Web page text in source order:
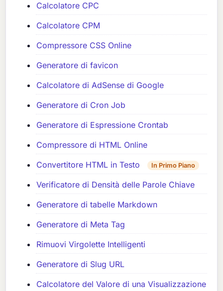
Calcolatore CPC
Calcolatore CPM
Compressore CSS Online
Generatore di favicon
Calcolatore di AdSense di Google
Generatore di Cron Job
Generatore di Espressione Crontab
Compressore di HTML Online
Convertitore HTML in Testo
In Primo Piano
Verificatore di Densità delle Parole Chiave
Generatore di tabelle Markdown
Generatore di Meta Tag
Rimuovi Virgolette Intelligenti
Generatore di Slug URL
Calcolatore del Valore di una Visualizzazione